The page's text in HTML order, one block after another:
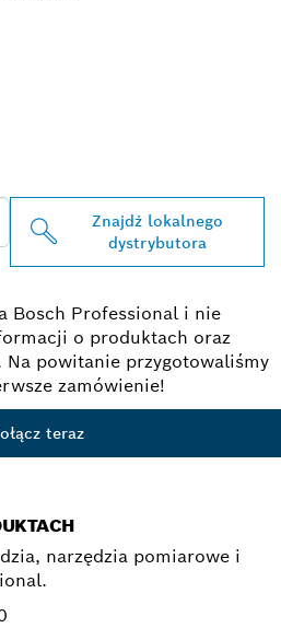
Znajdź lokalnego
dystrybutora
Bosch Professional i nie
o produktach oraz
powitanie przygotowaliśmy
zamówienie!
teraz
narzędzia pomiarowe i